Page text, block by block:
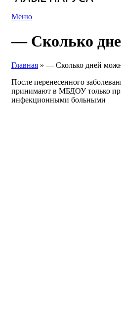
Меню
— Сколько
Главная » — Сколько дней
После перенесенного
принимают в МБДОУ только при
инфекционными больными